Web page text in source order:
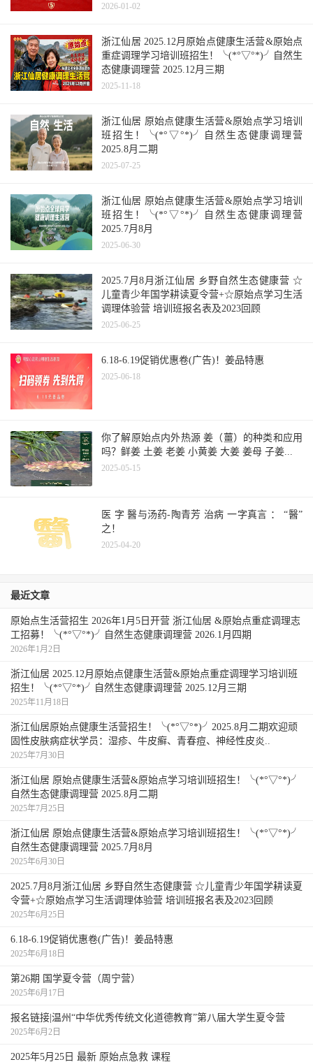
2026-01-02
浙江仙居 2025.12月原始点健康生活营&原始点
重症调理学习培训班招生！╰(*°▽°*)╯自然生
态健康调理营 2025.12月三期
2025-11-18
浙江仙居 原始点健康生活营&原始点学习培训
班招生！╰(*°▽°*)╯自然生态健康调理营
2025.8月二期
2025-07-25
浙江仙居 原始点健康生活营&原始点学习培训
班招生！╰(*°▽°*)╯自然生态健康调理营
2025.7月8月
2025-06-30
2025.7月8月浙江仙居 乡野自然生态健康营 ☆
儿童青少年国学耕读夏令营+☆原始点学习生活
调理体验营 培训班报名表及2023回顾
2025-06-25
6.18-6.19促销优惠卷(广告)！姜品特惠
2025-06-18
你了解原始点内外热源 姜（薑）的种类和应用
吗？鲜姜 土姜 老姜 小黄姜 大姜 姜母 子姜...
2025-05-15
医 字 醫与汤药-陶青芳 治病 一字真言 ： “醫”
之！
2025-04-20
最近文章
原始点生活营招生 2026年1月5日开营 浙江仙居 &原始点重症调理志
工招募！╰(*°▽°*)╯自然生态健康调理营 2026.1月四期
2026年1月2日
浙江仙居 2025.12月原始点健康生活营&原始点重症调理学习培训班
招生！╰(*°▽°*)╯自然生态健康调理营 2025.12月三期
2025年11月18日
浙江仙居原始点健康生活营招生！╰(*°▽°*)╯2025.8月二期欢迎顽
固性皮肤病症状学员：湿疹、牛皮癣、青春痘、神经性皮炎..
2025年7月30日
浙江仙居 原始点健康生活营&原始点学习培训班招生！╰(*°▽°*)╯
自然生态健康调理营 2025.8月二期
2025年7月25日
浙江仙居 原始点健康生活营&原始点学习培训班招生！╰(*°▽°*)╯
自然生态健康调理营 2025.7月8月
2025年6月30日
2025.7月8月浙江仙居 乡野自然生态健康营 ☆儿童青少年国学耕读夏
令营+☆原始点学习生活调理体验营 培训班报名表及2023回顾
2025年6月25日
6.18-6.19促销优惠卷(广告)！姜品特惠
2025年6月18日
第26期 国学夏令营（周宁营）
2025年6月17日
报名链接|温州“中华优秀传统文化道德教育”第八届大学生夏令营
2025年6月2日
2025年5月25日 最新 原始点急救 课程